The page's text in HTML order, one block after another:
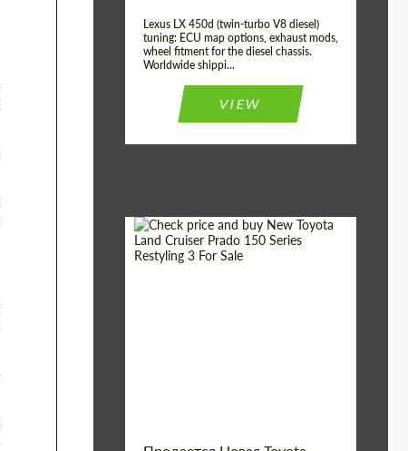
Lexus LX 450d (twin-turbo V8 diesel)
tuning: ECU map options, exhaust mods,
wheel fitment for the diesel chassis.
Worldwide shippi...
VIEW